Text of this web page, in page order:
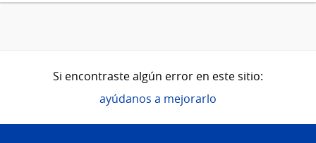
Si encontraste algún error en este sitio:
ayúdanos a mejorarlo